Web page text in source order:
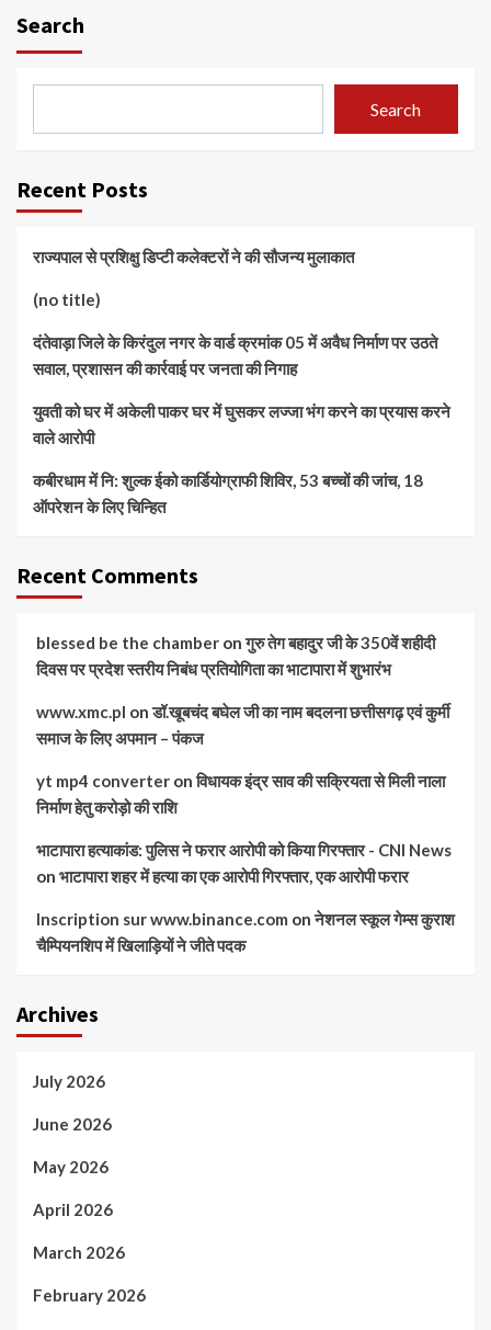
Search
Search
Recent Posts
राज्यपाल से प्रशिक्षु डिप्टी कलेक्टरों ने की सौजन्य मुलाकात
(no title)
दंतेवाड़ा जिले के किरंदुल नगर के वार्ड क्रमांक 05 में अवैध निर्माण पर उठते
सवाल, प्रशासन की कार्रवाई पर जनता की निगाह
युवती को घर में अकेली पाकर घर में घुसकर लज्जा भंग करने का प्रयास करने
वाले आरोपी
कबीरधाम में नि: शुल्क ईको कार्डियोग्राफी शिविर, 53 बच्चों की जांच, 18
ऑपरेशन के लिए चिन्हित
Recent Comments
blessed be the chamber onगुरु तेग बहादुर जी के 350वें शहीदी
दिवस पर प्रदेश स्तरीय निबंध प्रतियोगिता का भाटापारा में शुभारंभ
www.xmc.pl onडॉ.खूबचंद बघेल जी का नाम बदलना छत्तीसगढ़ एवं कुर्मी
समाज के लिए अपमान – पंकज
yt mp4 converter onविधायक इंद्र साव की सक्रियता से मिली नाला
निर्माण हेतु करोड़ो की राशि
भाटापारा हत्याकांड: पुलिस ने फरार आरोपी को किया गिरफ्तार - CNI News
on भाटापारा शहर में हत्या का एक आरोपी गिरफ्तार, एक आरोपी फरार
Inscription sur www.binance.com onनेशनल स्कूल गेम्स कुराश
चैम्पियनशिप में खिलाड़ियों ने जीते पदक
Archives
July 2026
June 2026
May 2026
April 2026
March 2026
February 2026